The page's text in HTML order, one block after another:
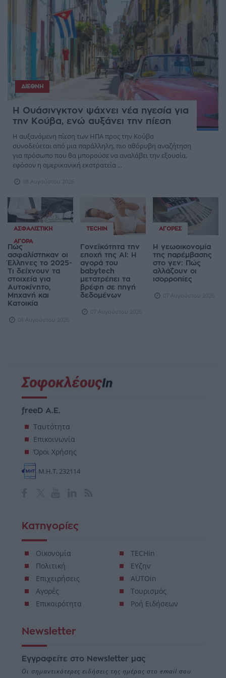
ΔΙΕΘΝΉ
Η Ουάσινγκτον ψάχνει νέα ηγεσία για
την Κούβα, ενώ αυξάνει την πίεση
Η αυξανόμενη πίεση των ΗΠΑ προς την Κούβα
συνοδεύεται από μια παράλληλη, πιο αθόρυβη αναζήτηση
για πρόσωπο που θα μπορούσε να αναλάβει την εξουσία,
εφόσον η αμερικανική εκστρατεία ...
08 Αυγούστου 2026
ΑΣΦΑΛΙΣΤΙΚΉ
ΑΓΟΡΆ
Πώς
ασφαλίστηκαν οι
Έλληνες το 2025-
Τι δείχνουν τα
στοιχεία για
Αυτοκίνητο,
Μηχανή και
Κατοικία
08 Αυγούστου 2026
TECHIN
Γονεϊκότητα την
εποχή της AI: Η
αγορά του
babytech
μετατρέπει τα
βρέφη σε πηγή
δεδομένων
07 Αυγούστου 2026
ΑΓΟΡΈΣ
Η γεωοικονομία
της παρέμβασης
στο γεν: Πώς
αλλάζουν οι
ισορροπίες
07 Αυγούστου 2026
freeD Α.Ε.
Ταυτότητα
Επικοινωνία
Όροι Χρήσης
Μ.Η.Τ. 232114
Κατηγορίες
Οικονομία
Πολιτική
Επιχειρήσεις
Αγορές
Επικαιρότητα
TECHin
ΕΥζην
AUTOin
Τουρισμός
Ροή Ειδήσεων
Newsletter
Εγγραφείτε στο Newsletter μας
Οι σημαντικότερες ειδήσεις της ημέρας στο email σου